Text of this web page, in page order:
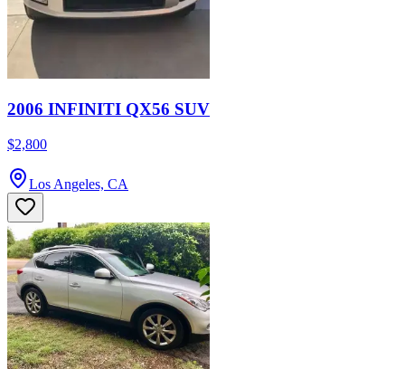
2006 INFINITI QX56 SUV
$2,800
Los Angeles, CA